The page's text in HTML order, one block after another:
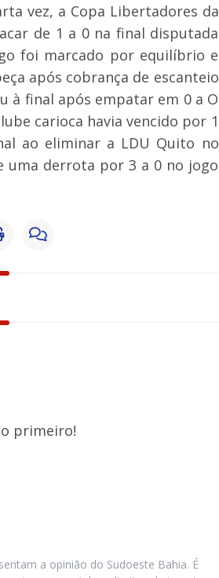
vez, a Copa Libertadores da
de 1 a 0 na final disputada
foi marcado por equilíbrio e
após cobrança de escanteio
à final após empatar em 0 a O
carioca havia vencido por 1
ao eliminar a LDU Quito no
uma derrota por 3 a 0 no jogo
primeiro!
a opinião do Sudoeste Bahia. É